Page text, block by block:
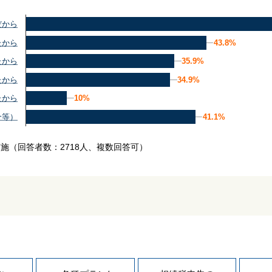
ら
ら
ら
ら
ら
）
43.8%
43.8%
35.9%
35.9%
34.9%
34.9%
10%
10%
41.1%
41.1%
（回答者数：2718人、複数回答可）